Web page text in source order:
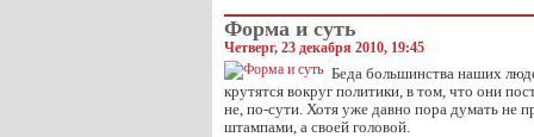
Форма и суть
Четверг, 23 декабря 2010, 19:45
Беда большинства наших
крутятся вокруг политики, в том, что они
не, по-сути. Хотя уже давно пора думать не
штампами, а своей головой.